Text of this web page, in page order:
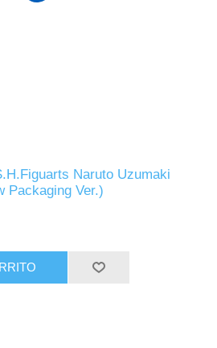
Naruto Uzumaki
Packaging Ver.)